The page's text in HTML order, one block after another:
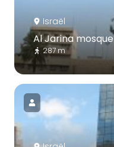
Israël
Al Jarina mosque
287 m